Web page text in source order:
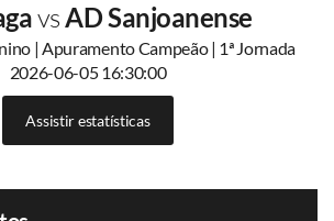
vsAD Sanjoanense
| Apuramento Campeão | 1ª Jornada
2026-06-05 16:30:00
Assistir estatísticas